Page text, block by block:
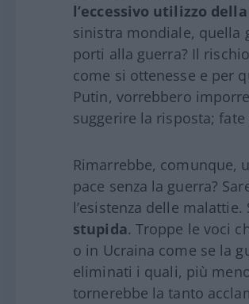
l’eccessivo utilizzo
sinistra mondiale, quella
porti alla guerra? Il
come si ottenesse e per
Putin, vorrebbero
suggerire la risposta; fate
Rimarrebbe, comunque,
pace senza la guerra?
l’esistenza delle
stupida. Troppe le voci
o in Ucraina come se la
eliminati i quali, più
tornerebbe la tanto